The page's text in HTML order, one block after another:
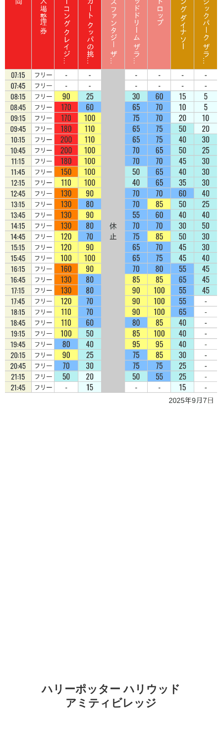
ハリーポッター ハリウッド
アミティビレッジ